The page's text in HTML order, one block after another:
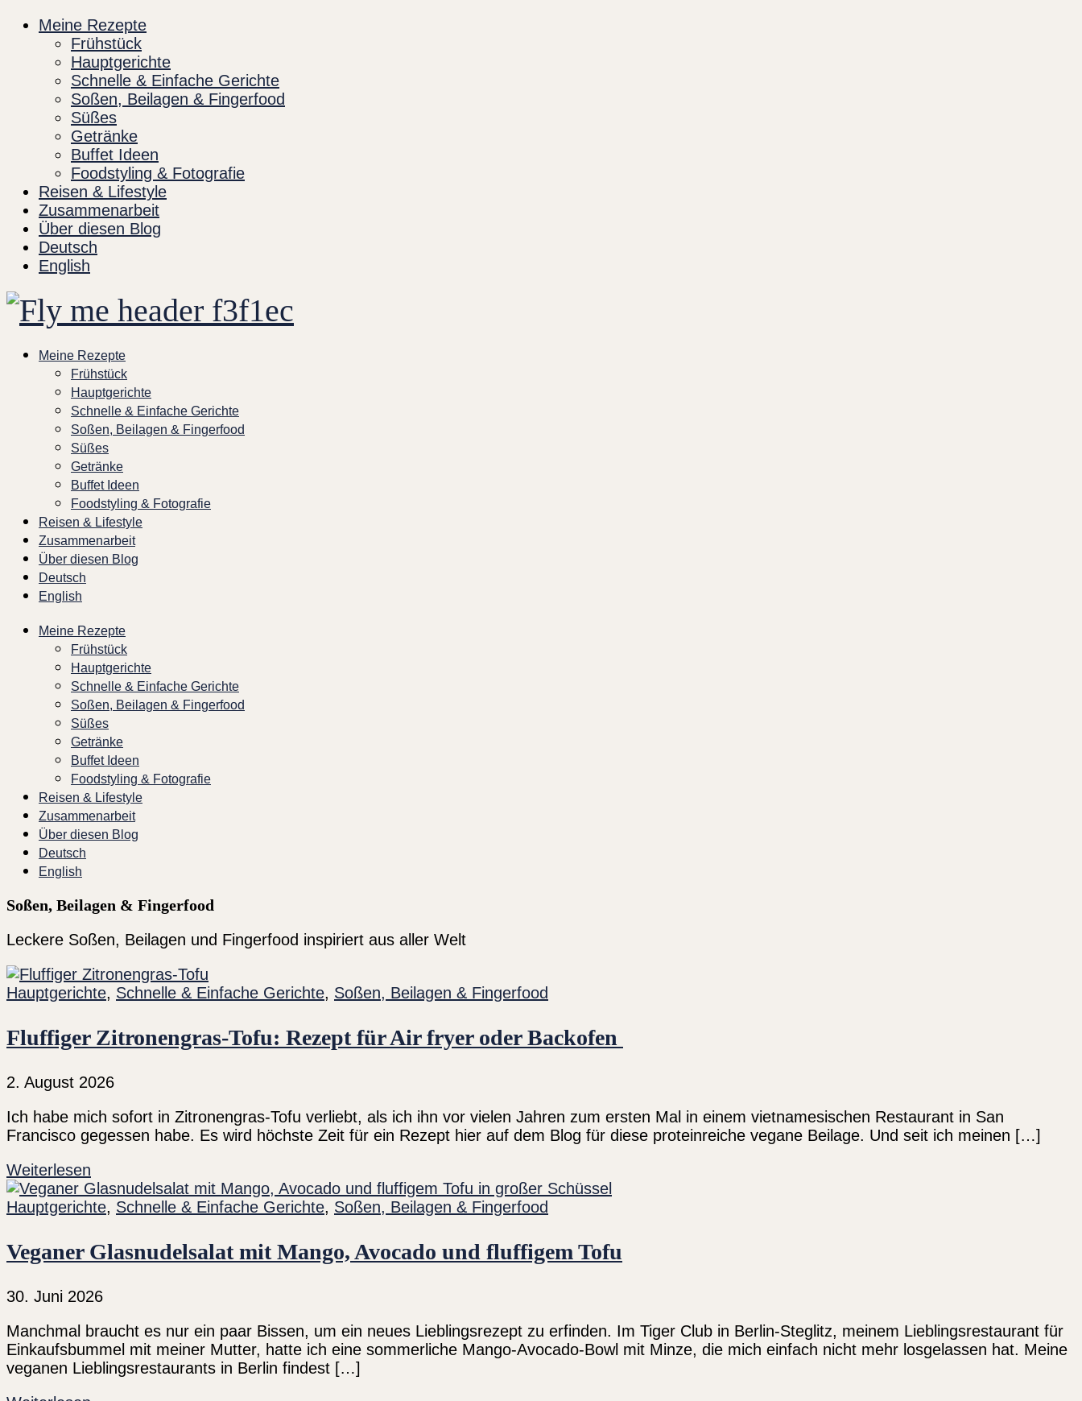
Skip
content
Meine Rezepte
Frühstück
Hauptgerichte
Schnelle & Einfache Gerichte
Soßen, Beilagen & Fingerfood
Süßes
Getränke
Buffet Ideen
Foodstyling & Fotografie
Reisen & Lifestyle
Zusammenarbeit
Über diesen Blog
Deutsch
English
Meine Rezepte
Frühstück
Hauptgerichte
Schnelle & Einfache Gerichte
Soßen, Beilagen & Fingerfood
Süßes
Getränke
Buffet Ideen
Foodstyling & Fotografie
Reisen & Lifestyle
Zusammenarbeit
Über diesen Blog
Deutsch
English
Meine Rezepte
Frühstück
Hauptgerichte
Schnelle & Einfache Gerichte
Soßen, Beilagen & Fingerfood
Süßes
Getränke
Buffet Ideen
Foodstyling & Fotografie
Reisen & Lifestyle
Zusammenarbeit
Über diesen Blog
Deutsch
English
Soßen, Beilagen & Fingerfood
Leckere Soßen, Beilagen und Fingerfood inspiriert aus aller Welt
Hauptgerichte, Schnelle & Einfache Gerichte, Soßen, Beilagen & Fingerfood
Fluffiger Zitronengras-Tofu: Rezept für Air fryer oder Backofen
2. August 2026
Ich habe mich sofort in Zitronengras-Tofu verliebt, als ich ihn vor vielen Jahren zum ersten Mal in einem vietnamesischen Restaurant in San
Francisco gegessen habe. Es wird höchste Zeit für ein Rezept hier auf dem Blog für diese proteinreiche vegane Beilage. Und seit ich meinen […]
Weiterlesen
Hauptgerichte, Schnelle & Einfache Gerichte, Soßen, Beilagen & Fingerfood
Veganer Glasnudelsalat mit Mango, Avocado und fluffigem Tofu
30. Juni 2026
Manchmal braucht es nur ein paar Bissen, um ein neues Lieblingsrezept zu erfinden. Im Tiger Club in Berlin-Steglitz, meinem Lieblingsrestaurant für
Einkaufsbummel mit meiner Mutter, hatte ich eine sommerliche Mango-Avocado-Bowl mit Minze, die mich einfach nicht mehr losgelassen hat. Meine
veganen Lieblingsrestaurants in Berlin findest […]